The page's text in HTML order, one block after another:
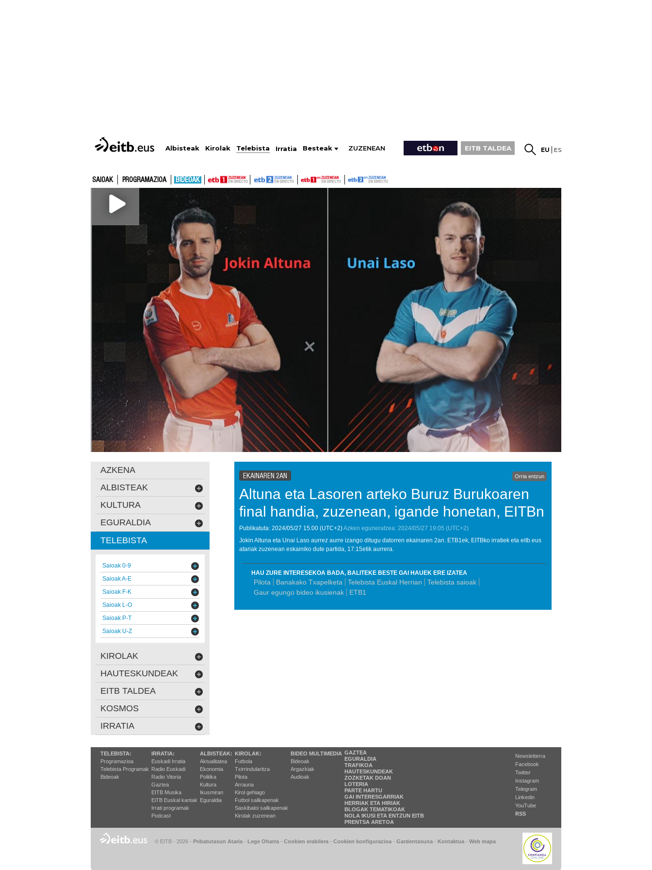
Albisteak Kirolak Telebista Irratia Besteak ZUZENEAN EITB TALDEA EU ES
SAIOAK PROGRAMAZIOA BIDEOAK
EKAINAREN 2AN Orria entzun
Altuna eta Lasoren arteko Buruz Burukoaren
final handia, zuzenean, igande honetan, EITBn
Publikatuta: 2024/05/27 15:00 (UTC+2)Azken eguneratzea: 2024/05/27 19:05 (UTC+2)
Jokin Altuna eta Unai Laso aurrez aurre izango ditugu datorren ekainaren 2an. ETB1ek, EITBko irratiek eta eitb.eus
atariak zuzenean eskainiko dute partida, 17:15etik aurrera.
HAU ZURE INTERESEKOA BADA, BALITEKE BESTE GAI HAUEK ERE IZATEA
Pilota Banakako Txapelketa Telebista Euskal Herrian
Telebista saioak
Gaur egungo bideo ikusienak
ETB1
AZKENA
ALBISTEAK
KULTURA
EGURALDIA
TELEBISTA
Saioak 0-9
Saioak A-E
Saioak F-K
Saioak L-O
Saioak P-T
Saioak U-Z
KIROLAK
HAUTESKUNDEAK
EITB TALDEA
KOSMOS
IRRATIA
TELEBISTA:
Programazioa
Telebista Programak
Bideoak
IRRATIA:
Euskadi Irratia
Radio Euskadi
Radio Vitoria
Gaztea
EITB Musika
EiTB Euskal kantak
Irrati programak
Podcast
ALBISTEAK:
Aktualitatea
Ekonomia
Politika
Kultura
Ikusmiran
Eguraldia
KIROLAK:
Futbola
Txirrindularitza
Pilota
Arrauna
Kirol gehiago
Futbol sailkapenak
Saskibaloi sailkapenak
Kirolak zuzenean
BIDEO MULTIMEDIA
Bideoak
Argazkiak
Audioak
GAZTEA
EGURALDIA
TRAFIKOA
HAUTESKUNDEAK
ZOZKETAK DOAN
LOTERIA
PARTE HARTU
GAI INTERESGARRIAK
HERRIAK ETA HIRIAK
BLOGAK TEMATIKOAK
NOLA IKUSI ETA ENTZUN EITB
PRENTSA ARETOA
Newsletterra
Facebook
Twitter
Instagram
Telegram
Linkedin
YouTube
RSS
© EITB - 2026 - Pribatutasun Ataria - Lege Oharra - Cookien erabilera - Cookien konfigurazioa - Gardentasuna - Kontaktua - Web mapa